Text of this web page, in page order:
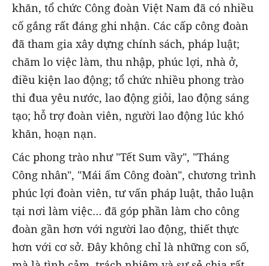
khăn, tổ chức Công đoàn Việt Nam đã có nhiều
cố gắng rất đáng ghi nhận. Các cấp công đoàn
đã tham gia xây dựng chính sách, pháp luật;
chăm lo việc làm, thu nhập, phúc lợi, nhà ở,
điều kiện lao động; tổ chức nhiều phong trào
thi đua yêu nước, lao động giỏi, lao động sáng
tạo; hỗ trợ đoàn viên, người lao động lúc khó
khăn, hoạn nạn.
Các phong trào như "Tết Sum vầy", "Tháng
Công nhân", "Mái ấm Công đoàn", chương trình
phúc lợi đoàn viên, tư vấn pháp luật, thảo luận
tại nơi làm việc… đã góp phần làm cho công
đoàn gần hơn với người lao động, thiết thực
hơn với cơ sở. Đây không chỉ là những con số,